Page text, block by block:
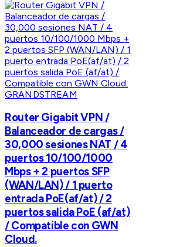
GRANDSTREAM
Router Gigabit VPN /
Balanceador de cargas /
30,000 sesiones NAT / 4
puertos 10/100/1000
Mbps + 2 puertos SFP
(WAN/LAN) / 1 puerto
entrada PoE(af/at) / 2
puertos salida PoE (af/at)
/ Compatible con GWN
Cloud.